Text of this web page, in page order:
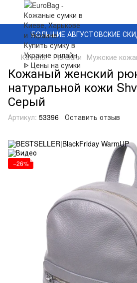
БОЛЬШИЕ АВГУСТОВСКИЕ
Каталог Рюкзаки Мужские
Кожаный женский
натуральной кожи
Серый
Артикул: 53396 Оставить отзыв
−26%